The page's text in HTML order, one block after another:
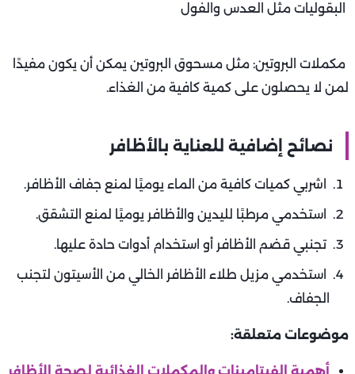
البقوليات مثل العدس والفول
مكملات البروتين: مثل مسحوق البروتين يمكن أن يكون مفيدًا
لمن لا يحصلون على كمية كافية من الغذاء.
نصائح إضافية للعناية بالأظافر
اشربي كميات كافية من الماء يوميًا لمنع جفاف الأظافر.
استخدمي مرطبًا لليدين والأظافر يوميًا لمنع التشقق.
تجنبي قضم الأظافر أو استخدام أدوات حادة عليها.
استخدمي مزيل طلاء الأظافر الخالي من الأسيتون لتجنب
الجفاف.
موضوعات متعلقة: